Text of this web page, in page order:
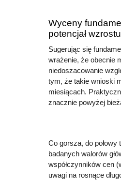
Wyceny
potencjał
Sugerując się
wrażenie, że obecnie
niedoszacowanie
tym, że takie wnioski
miesiącach.
znacznie powyżej
Co gorsza, do
badanych walorów
współczynników cen
uwagi na rosnące